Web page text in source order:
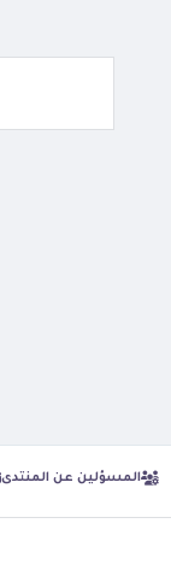
المسؤلين عن المنتدى